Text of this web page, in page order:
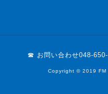
☎ お問い合わせ048-
Copyright © 2019 FM